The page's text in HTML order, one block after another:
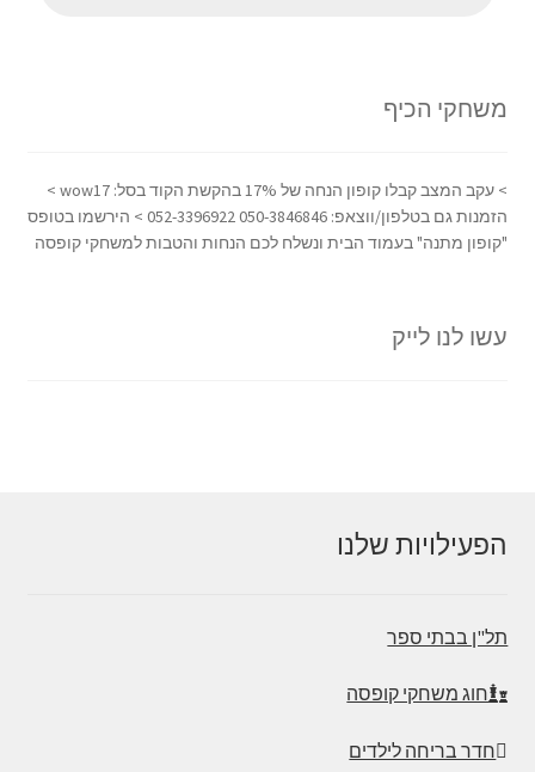
משחקי הכיף
> עקב המצב קבלו קופון הנחה של 17% בהקשת הקוד בסל: wow17 >
הזמנות גם בטלפון/ווצאפ: 050-3846846 052-3396922 > הירשמו בטופס
"קופון מתנה" בעמוד הבית ונשלח לכם הנחות והטבות למשחקי קופסה
עשו לנו לייק
הפעילויות שלנו
תל"ן בבתי ספר
חוג משחקי קופסה
חדר בריחה לילדים